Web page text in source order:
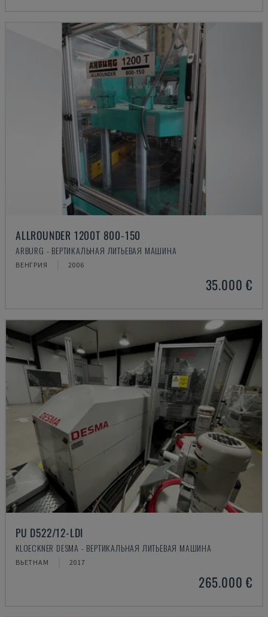
ALLROUNDER 1200T 800-150
ARBURG - ВЕРТИКАЛЬНАЯ ЛИТЬЕВАЯ МАШИНА
ВЕНГРИЯ 2006
35.000 €
PU D522/12-LDI
KLOECKNER DESMA - ВЕРТИКАЛЬНАЯ ЛИТЬЕВАЯ МАШИНА
ВЬЕТНАМ 2017
265.000 €